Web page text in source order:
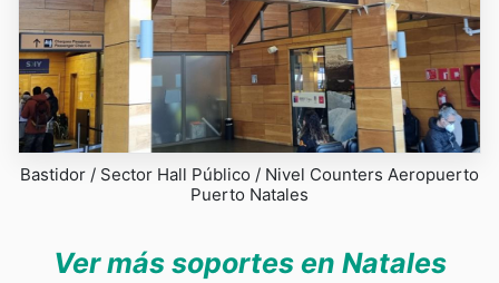
Bastidor / Sector Hall Público / Nivel Counters Aeropuerto
Puerto Natales
Ver más soportes en Natales